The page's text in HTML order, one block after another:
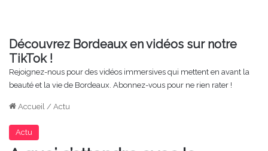
Découvrez Bordeaux en vidéos sur notre
TikTok !
Rejoignez-nous pour des vidéos immersives qui mettent en avant la
beauté et la vie de Bordeaux. Abonnez-vous pour ne rien rater !
Accueil / Actu
Actu